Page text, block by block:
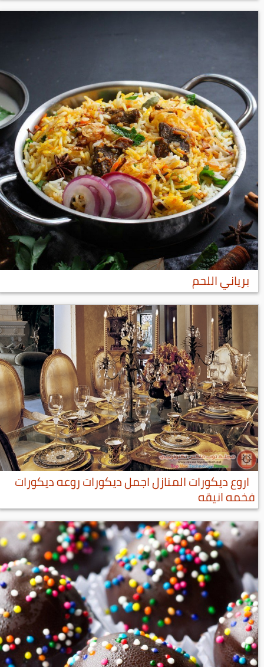
برياني اللحم
اروع ديكورات المنازل اجمل ديكورات روعه ديكورات
فخمه انيقه